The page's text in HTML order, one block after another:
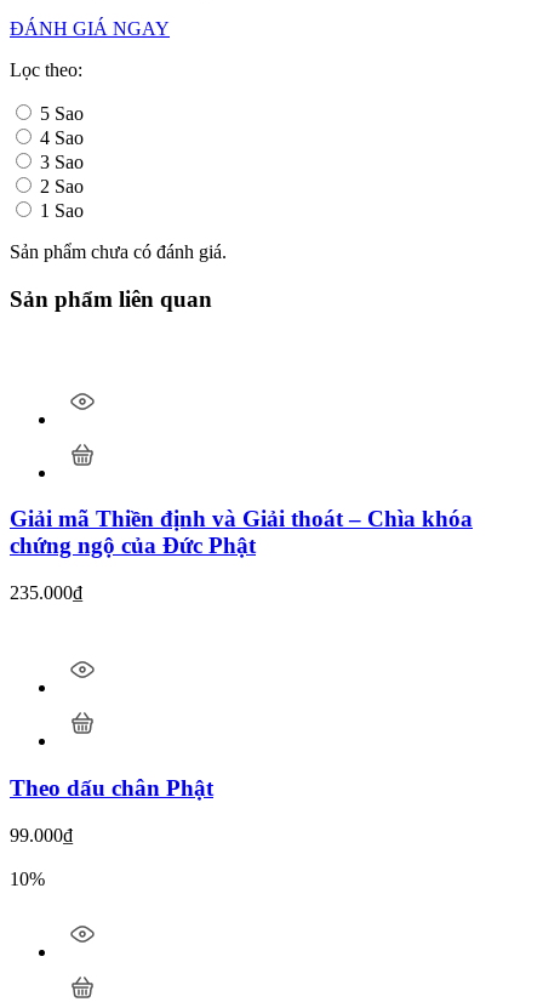
ĐÁNH GIÁ NGAY
Lọc theo:
5 Sao
4 Sao
3 Sao
2 Sao
1 Sao
Sản phẩm chưa có đánh giá.
Sản phẩm liên quan
Giải mã Thiền định và Giải thoát – Chìa khóa
chứng ngộ của Đức Phật
235.000₫
Theo dấu chân Phật
99.000₫
10%